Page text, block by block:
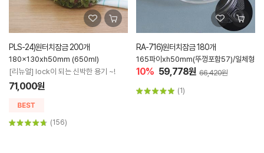
PLS-24)원터치잠금 200개
180x130xh50mm (650ml)
[리뉴얼] lock이 되는 신박한 용기 ~!
71,000원
(156)
RA-716)원터치잠금 180개
165파이xh50mm(뚜껑포함57)/일체형
10% 59,778원 66,420원
(1)